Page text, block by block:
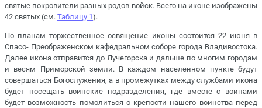
святые покровители разных родов войск. Всего на иконе изображены
42 святых (см. Таблицу 1).
По планам торжественное освящение иконы состоится 22 июня в
Спасо- Преображенском кафедральном соборе города Владивостока.
Далее икона отправится до Лучегорска и дальше по многим городам
и весям Приморской земли. В каждом населенном пункте будут
совершаться Богослужения, а в промежутках между службами икона
будет посещать воинские подразделения, где вместе с воинами
будет возможность помолиться о крепости нашего воинства перед